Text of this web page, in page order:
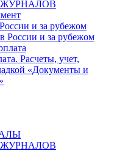
и за рубежом
России и за рубежом
Расчеты, учет,
«Документы и